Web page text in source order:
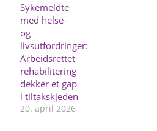
Sykemeldte
med helse-
og
livsutfordringer:
Arbeidsrettet
rehabilitering
dekker et gap
i tiltakskjeden
20. april 2026